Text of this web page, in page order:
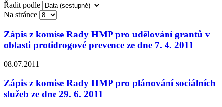
Řadit podle
Na stránce
Zápis z komise Rady HMP pro udělování grantů v
oblasti protidrogové prevence ze dne 7. 4. 2011
08.07.2011
Zápis z komise Rady HMP pro plánování sociálních
služeb ze dne 29. 6. 2011